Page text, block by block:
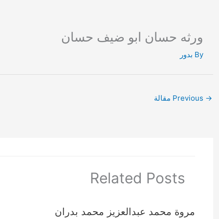
ورثه حسان ابو ضيف حسان
By بدور
→
Related Posts
مروة محمد عبدالعزيز محمد بدران